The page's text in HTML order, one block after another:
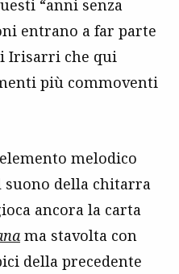
“anni senza
entrano a far parte
Irisarri che qui
più commoventi
melodico
della chitarra
ancora la carta
ma stavolta con
della precedente